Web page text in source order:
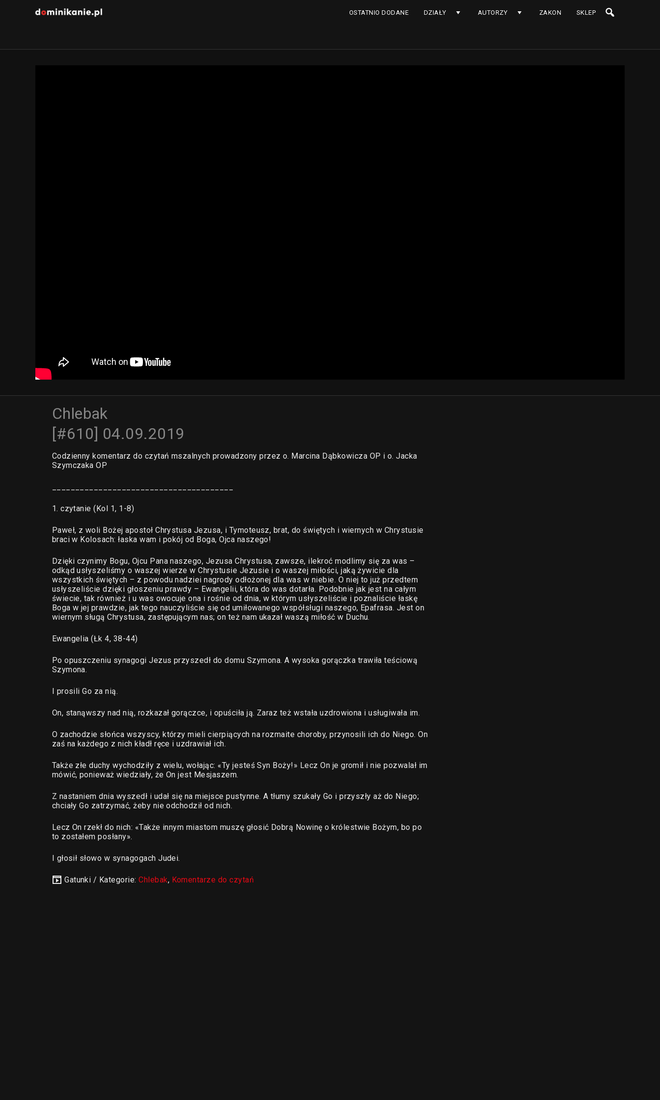
OSTATNIO DODANE DZIAŁY AUTORZY ZAKON SKLEP
Chlebak
[#610] 04.09.2019
Codzienny komentarz do czytań mszalnych prowadzony przez o. Marcina Dąbkowicza OP i o. Jacka
Szymczaka OP
1. czytanie (Kol 1, 1-8)
Paweł, z woli Bożej apostoł Chrystusa Jezusa, i Tymoteusz, brat, do świętych i wiernych w Chrystusie
braci w Kolosach: łaska wam i pokój od Boga, Ojca naszego!
Dzięki czynimy Bogu, Ojcu Pana naszego, Jezusa Chrystusa, zawsze, ilekroć modlimy się za was –
odkąd usłyszeliśmy o waszej wierze w Chrystusie Jezusie i o waszej miłości, jaką żywicie dla
wszystkich świętych – z powodu nadziei nagrody odłożonej dla was w niebie. O niej to już przedtem
usłyszeliście dzięki głoszeniu prawdy – Ewangelii, która do was dotarła. Podobnie jak jest na całym
świecie, tak również i u was owocuje ona i rośnie od dnia, w którym usłyszeliście i poznaliście łaskę
Boga w jej prawdzie, jak tego nauczyliście się od umiłowanego współsługi naszego, Epafrasa. Jest on
wiernym sługą Chrystusa, zastępującym nas; on też nam ukazał waszą miłość w Duchu.
Ewangelia (Łk 4, 38-44)
Po opuszczeniu synagogi Jezus przyszedł do domu Szymona. A wysoka gorączka trawiła teściową
Szymona.
I prosili Go za nią.
On, stanąwszy nad nią, rozkazał gorączce, i opuściła ją. Zaraz też wstała uzdrowiona i usługiwała im.
O zachodzie słońca wszyscy, którzy mieli cierpiących na rozmaite choroby, przynosili ich do Niego. On
zaś na każdego z nich kładł ręce i uzdrawiał ich.
Także złe duchy wychodziły z wielu, wołając: «Ty jesteś Syn Boży!» Lecz On je gromił i nie pozwalał im
mówić, ponieważ wiedziały, że On jest Mesjaszem.
Z nastaniem dnia wyszedł i udał się na miejsce pustynne. A tłumy szukały Go i przyszły aż do Niego;
chciały Go zatrzymać, żeby nie odchodził od nich.
Lecz On rzekł do nich: «Także innym miastom muszę głosić Dobrą Nowinę o królestwie Bożym, bo po
to zostałem posłany».
I głosił słowo w synagogach Judei.
Gatunki / Kategorie:Chlebak, Komentarze do czytań